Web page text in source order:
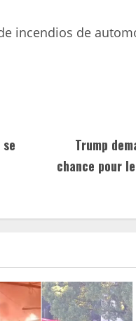
incendios de
Trump
chance pour